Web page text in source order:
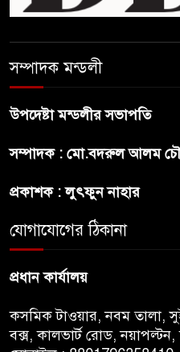
শেখ
সম্পাদক মন্ডলী
উপদেষ্টা মন্ডলীর সভাপতি
সম্পাদক : মো.বদরুল আলম
প্রকাশক : লুৎফুন নাহার
যোগাযোগের ঠিকানা
প্রধান কার্যালয়
কসমিক টাওয়ার, নবম তালা,
বক্স, কালভার্ট রোড, নয়াপল্টন,